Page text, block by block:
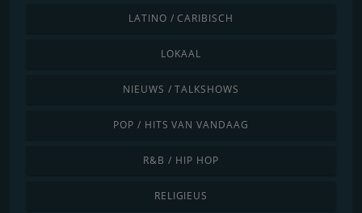
LATINO / CARIBISCH
LOKAAL
NIEUWS / TALKSHOWS
POP / HITS VAN VANDAAG
R&B / HIP HOP
RELIGIEUS